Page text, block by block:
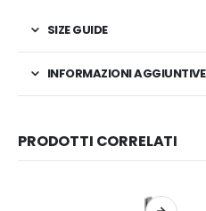
SIZE GUIDE
INFORMAZIONI AGGIUNTIVE
PRODOTTI CORRELATI